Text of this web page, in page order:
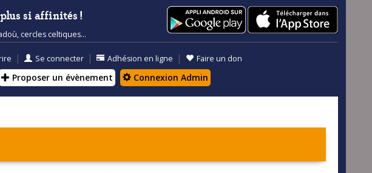
si affinités !
cercles celtiques...
| Se connecter | Adhésion en ligne | Faire un don
Proposer un évènement Connexion Admin